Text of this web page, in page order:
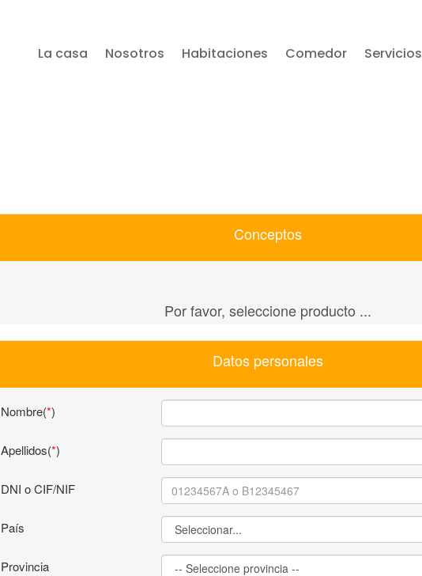
La casa Nosotros Habitaciones Comedor Servicios
Conceptos
Por favor, seleccione producto ...
Datos personales
Nombre(*)
Apellidos(*)
DNI o CIF/NIF
País
Provincia